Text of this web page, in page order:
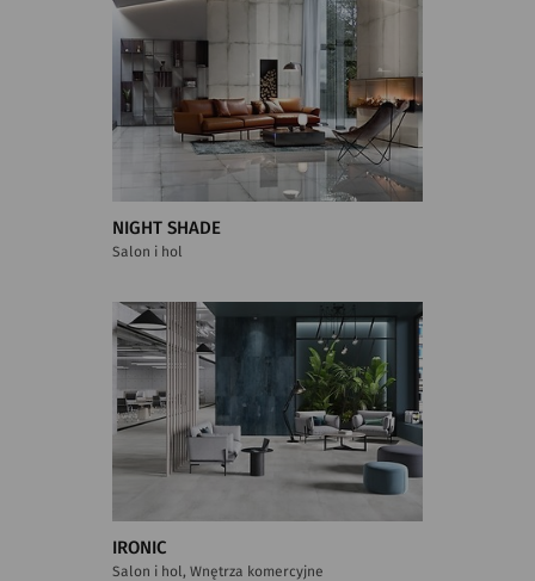
NIGHT SHADE
Salon i hol
IRONIC
Salon i hol, Wnętrza komercyjne